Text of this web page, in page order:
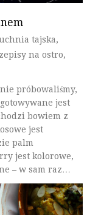
tajska,
na ostro,
próbowaliśmy,
jest
bowiem z
jest
palm
jest kolorowe,
– w sam raz…